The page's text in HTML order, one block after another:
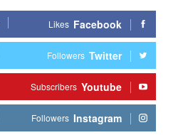
Facebook
Likes
Twitter
Followers
Youtube
Subscribers
Instagram
Followers